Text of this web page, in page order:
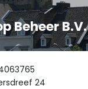
Beheer B.V.
24